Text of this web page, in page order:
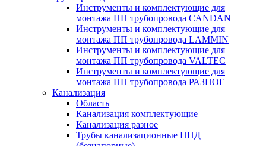
Инструменты и комплектующие для
монтажа ПП трубопровода CANDAN
Инструменты и комплектующие для
монтажа ПП трубопровода LAMMIN
Инструменты и комплектующие для
монтажа ПП трубопровода VALTEC
Инструменты и комплектующие для
монтажа ПП трубопровода РАЗНОЕ
Канализация
Область
Канализация комплектующие
Канализация разное
Трубы канализационные ПНД